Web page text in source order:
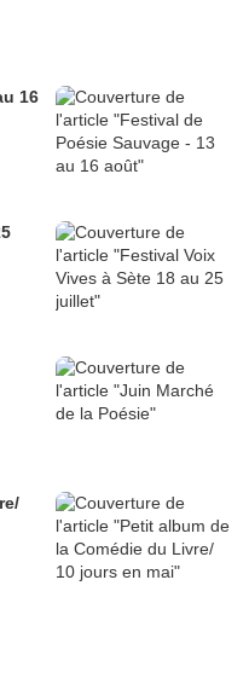
16